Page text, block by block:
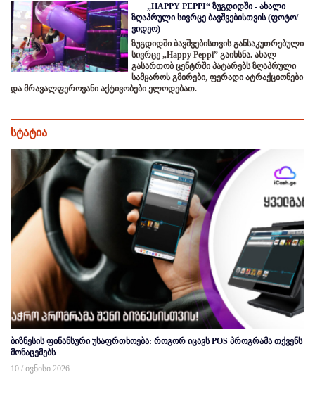
„HAPPY PEPPI“ ზუგდიდში - ახალი
ზღაპრული სივრცე ბავშვებისთვის (ფოტო/
ვიდეო)
ზუგდიდში ბავშვებისთვის განსაკუთრებული
სივრცე „Happy Peppi” გაიხსნა. ახალ
გასართობ ცენტრში პატარებს ზღაპრული
სამყაროს გმირები, ფერადი ატრაქციონები
და მრავალფეროვანი აქტივობები ელოდებათ.
სტატია
ბიზნესის ფინანსური უსაფრთხოება: როგორ იცავს POS პროგრამა თქვენს
მონაცემებს
10 / ივნისი 2026